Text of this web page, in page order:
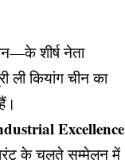
शीर्ष नेता
ली कियांग चीन का
Excellence
वारंट के चलते सम्मेलन में